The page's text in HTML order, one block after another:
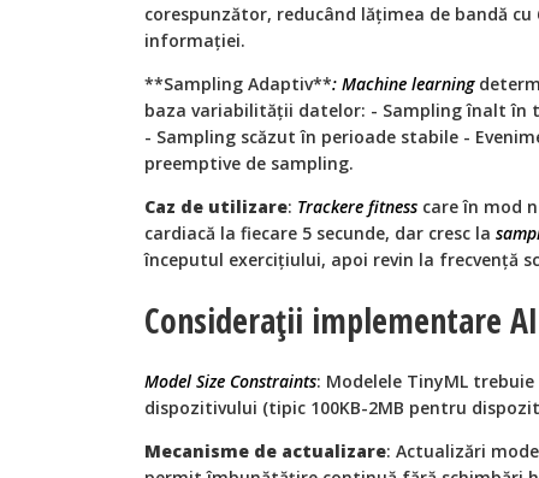
corespunzător, reducând lățimea de bandă
informației.
**Sampling Adaptiv**: Machine learning
baza variabilității datelor: - Sampling înalt în
- Sampling scăzut în perioade stabile -
preemptive de sampling.
Caz de utilizare: Trackere fitness care în mod
cardiacă la fiecare 5 secunde, dar cresc la
începutul exercițiului, apoi revin la frecvență
Considerații implementare AI
Model Size Constraints: Modelele TinyML
dispozitivului (tipic 100KB-2MB pentru
Mecanisme de actualizare: Actualizări